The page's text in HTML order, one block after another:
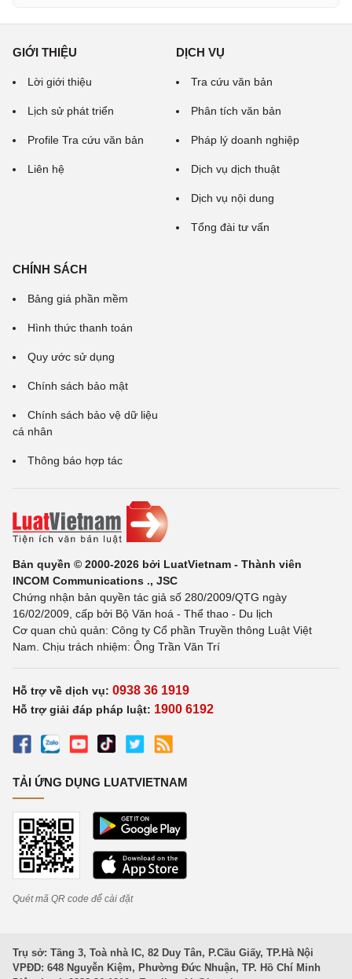
GIỚI THIỆU
Lời giới thiệu
Lịch sử phát triển
Profile Tra cứu văn bản
Liên hệ
DỊCH VỤ
Tra cứu văn bản
Phân tích văn bản
Pháp lý doanh nghiệp
Dịch vụ dịch thuật
Dịch vụ nội dung
Tổng đài tư vấn
CHÍNH SÁCH
Bảng giá phần mềm
Hình thức thanh toán
Quy ước sử dụng
Chính sách bảo mật
Chính sách bảo vệ dữ liệu
cá nhân
Thông báo hợp tác
Bản quyền © 2000-2026 bởi LuatVietnam - Thành viên
INCOM Communications ., JSC
Chứng nhận bản quyền tác giả số 280/2009/QTG ngày
16/02/2009, cấp bởi Bộ Văn hoá - Thể thao - Du lịch
Cơ quan chủ quản: Công ty Cổ phần Truyền thông Luật Việt
Nam. Chịu trách nhiệm: Ông Trần Văn Trí
Hỗ trợ về dịch vụ: 0938 36 1919
Hỗ trợ giải đáp pháp luật: 1900 6192
TẢI ỨNG DỤNG LUATVIETNAM
Quét mã QR code để cài đặt
Trụ sở: Tầng 3, Toà nhà IC, 82 Duy Tân, P.Cầu Giấy, TP.Hà Nội
VPĐD: 648 Nguyễn Kiệm, Phường Đức Nhuận, TP. Hồ Chí Minh